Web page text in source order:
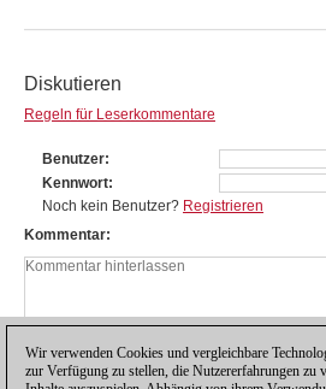
Diskutieren
Regeln für Leserkommentare
Benutzer
Kennwort
Noch kein Benutzer? Registrieren
Kommentar
Wir verwenden Cookies und vergleichbare
zur Verfügung zu stellen, die Nutzererfahrungen zu